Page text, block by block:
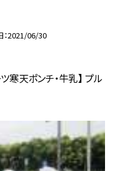
2021/06/30
寒天ポンチ・牛乳】 プル